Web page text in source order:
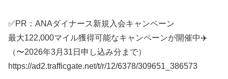
✅PR：ANAダイナース新規入会キャンペーン
最大122,000マイル獲得可能なキャンペーンが開催中✈️
（〜2026年3月31日申し込み分まで）
https://ad2.trafficgate.net/t/r/12/6378/309651_386573